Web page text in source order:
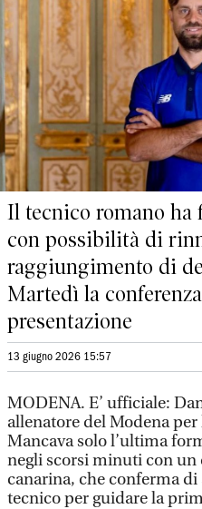
Il tecnico romano ha
con possibilità di
raggiungimento di
Martedì la
presentazione
13 giugno 2026 15:57
MODENA. E’ ufficiale:
allenatore del Modena
Mancava solo l’ultima
negli scorsi minuti con un
canarina, che conferma
tecnico per guidare la